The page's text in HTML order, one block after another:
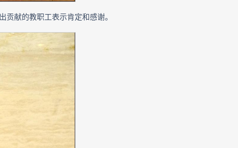
献的教职工表示肯定和感谢。